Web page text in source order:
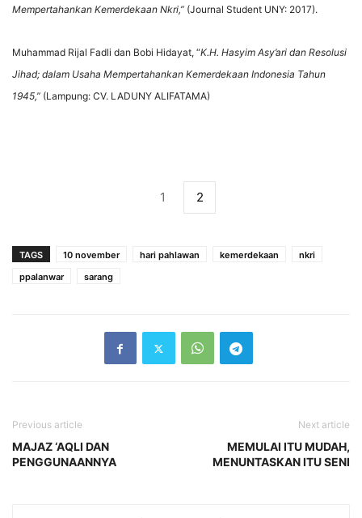
Mempertahankan Kemerdekaan Nkri,” (Journal Student UNY: 2017).
Muhammad Rijal Fadli dan Bobi Hidayat, “K.H. Hasyim Asy’ari dan Resolusi
Jihad; dalam Usaha Mempertahankan Kemerdekaan Indonesia Tahun
1945,” (Lampung: CV. LADUNY ALIFATAMA)
1 2
TAGS 10 november hari pahlawan kemerdekaan
nkri
ppalanwar
sarang
Previous article
MAJAZ ‘AQLI DAN
PENGGUNAANNYA
Next article
MEMULAI ITU MUDAH,
MENUNTASKAN ITU SENI